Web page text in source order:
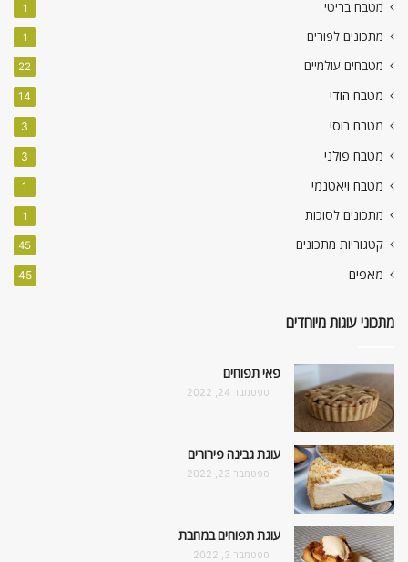
מטבח בריטי 1
מתכונים לפורים 1
מטבחים עולמיים 22
מטבח הודי 14
מטבח רוסי 3
מטבח פולני 3
מטבח ויאטנמי 1
מתכונים לסוכות 1
קטגוריות מתכונים 45
מאפים 45
מתכוני עוגות מיוחדים
פאי תפוחים
ספטמבר 24, 2022
עוגת גבינה פירורים
ספטמבר 23, 2022
עוגת תפוחים במחבת
ספטמבר 3, 2022